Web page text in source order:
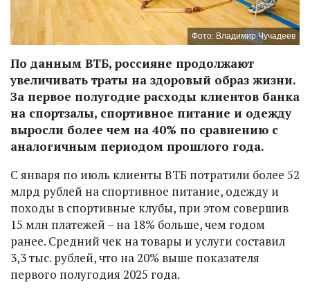
Фото: Владимир Чучадеев
По данным ВТБ, россияне продолжают
увеличивать траты на здоровый образ жизни.
За первое полугодие расходы клиентов банка
на спортзалы, спортивное питание и одежду
выросли более чем на 40% по сравнению с
аналогичным периодом прошлого года.
С января по июль клиенты ВТБ потратили более 52
млрд рублей на спортивное питание, одежду и
походы в спортивные клубы, при этом совершив
15 млн платежей – на 18% больше, чем годом
ранее. Средний чек на товары и услуги составил
3,3 тыс. рублей, что на 20% выше показателя
первого полугодия 2025 года.